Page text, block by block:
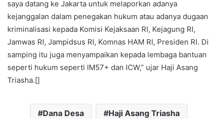
saya datang ke Jakarta untuk melaporkan adanya
kejanggalan dalam penegakan hukum atau adanya dugaan
kriminalisasi kepada Komisi Kejaksaan RI, Kejagung RI,
Jamwas RI, Jampidsus RI, Komnas HAM RI, Presiden RI. Di
samping itu juga menyampaikan kepada lembaga bantuan
seperti hukum seperti IM57+ dan ICW,” ujar Haji Asang
Triasha.[]
Dana Desa Haji Asang Triasha